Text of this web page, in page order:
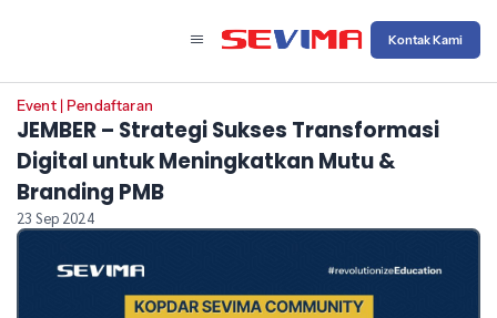
Kontak Kami
Event| Pendaftaran
JEMBER – Strategi Sukses Transformasi
Digital untuk Meningkatkan Mutu &
Branding PMB
23 Sep 2024